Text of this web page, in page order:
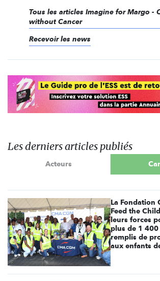
Tous les articles Imagine for Margo -
without Cancer
Recevoir les news
Les derniers articles publiés
Acteurs
La Fondation
Feed the
leurs forces
plus de 1 400
remplis de
aux enfants